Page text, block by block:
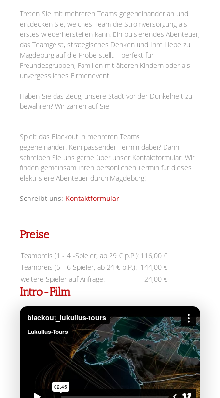
Treten Sie mit mehreren Teams gegeneinander an und
entdecken Sie, welches Team die Stromversorgung als
erstes wiederherstellen kann. Ein pulsierendes Abenteuer,
das Teamgeist, strategisches Denken und Ihre Liebe zu
Magdeburg auf die Probe stellt – perfekt für
Freundesgruppen, Familien mit älteren Kindern oder als
unvergessliches Firmenevent.
Haben Sie das Zeug, unsere Stadt vor der Dunkelheit zu
bewahren? Wir zählen auf Sie!
Spielt das Blackout in mehreren Teams
gegeneinander. Kein passender Termin dabei? Dann
schreiben Sie uns gerne über unser Kontaktformular. Wir
finden gemeinsam Ihren persönlichen Termin für dieses
elektrisiere Abenteuer durch Magdeburg!
Schreibt uns: Kontaktformular
Preise
Teampreis (1 - 4 -Spieler, ab 29 € p.P.): 116,00 €
Teampreis (5 - 6 Spieler, ab 24 € p.P.): 144,00 €
weitere Spieler auf Anfrage:
24,00 €
Intro-Film